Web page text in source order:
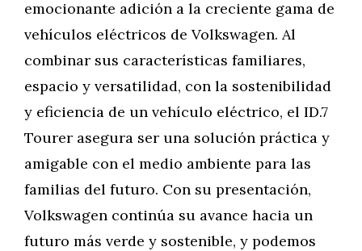
emocionante adición a la creciente gama de
vehículos eléctricos de Volkswagen. Al
combinar sus características familiares,
espacio y versatilidad, con la sostenibilidad
y eficiencia de un vehículo eléctrico, el ID.7
Tourer asegura ser una solución práctica y
amigable con el medio ambiente para las
familias del futuro. Con su presentación,
Volkswagen continúa su avance hacia un
futuro más verde y sostenible, y podemos